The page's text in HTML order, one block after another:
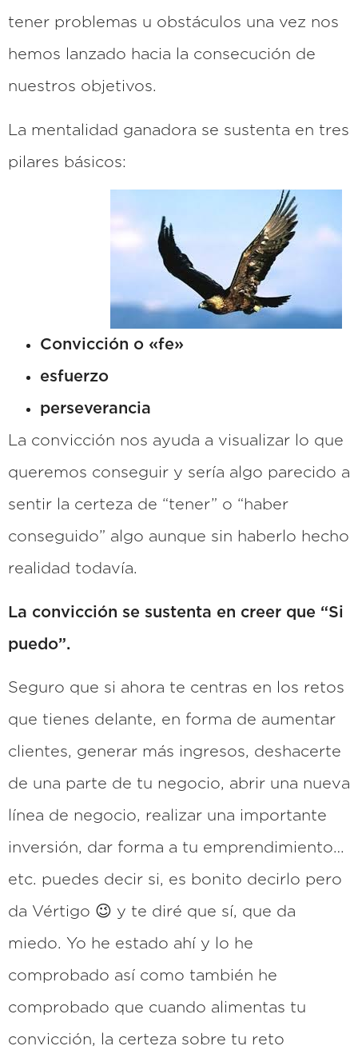
tener problemas u obstáculos una vez nos
hemos lanzado hacia la consecución de
nuestros objetivos.
La mentalidad ganadora se sustenta en tres
pilares básicos:
Convicción o «fe»
esfuerzo
perseverancia
La convicción nos ayuda a visualizar lo que
queremos conseguir y sería algo parecido a
sentir la certeza de “tener” o “haber
conseguido” algo aunque sin haberlo hecho
realidad todavía.
La convicción se sustenta en creer que “Si
puedo”.
Seguro que si ahora te centras en los retos
que tienes delante, en forma de aumentar
clientes, generar más ingresos, deshacerte
de una parte de tu negocio, abrir una nueva
línea de negocio, realizar una importante
inversión, dar forma a tu emprendimiento…
etc. puedes decir si, es bonito decirlo pero
da Vértigo 😉 y te diré que sí, que da
miedo. Yo he estado ahí y lo he
comprobado así como también he
comprobado que cuando alimentas tu
convicción, la certeza sobre tu reto